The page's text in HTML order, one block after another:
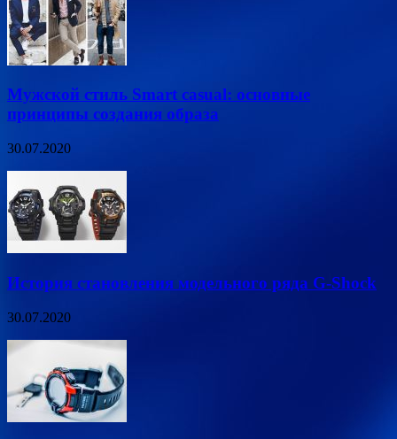
Мужской стиль Smart casual: основные
принципы создания образа
30.07.2020
История становления модельного ряда G-Shock
30.07.2020